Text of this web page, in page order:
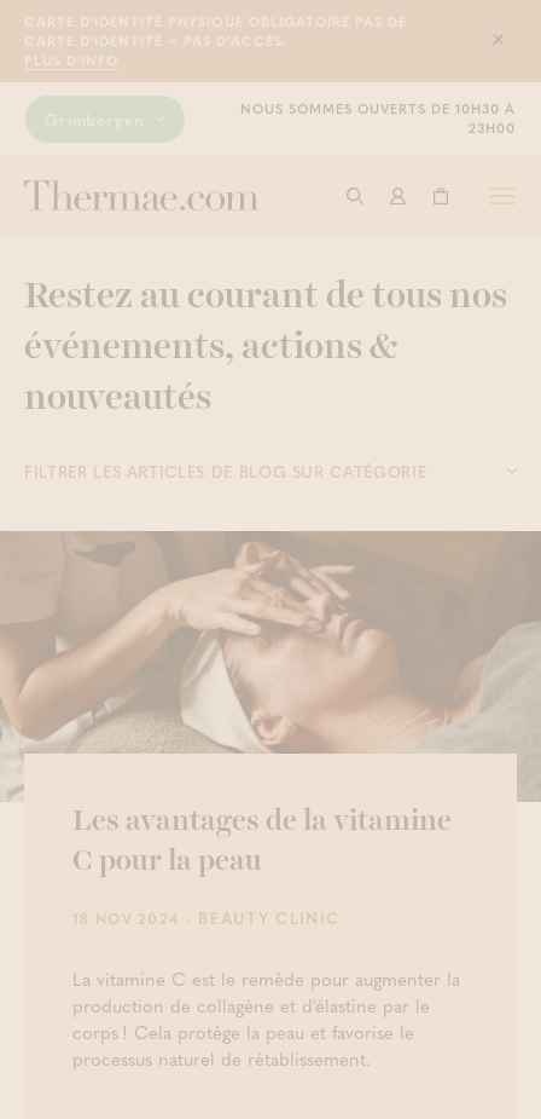
CARTE D'IDENTITÉ PHYSIQUE OBLIGATOIRE PAS DE
CARTE D'IDENTITÉ = PAS D'ACCÈS.
PLUS D'INFO
Sluit
Grimbergen
NOUS SOMMES OUVERTS DE 10H30 À
23H00
Commencer à
Connexion
Panier
Restez au courant de tous nos
événements, actions &
nouveautés
FILTRER LES ARTICLES DE BLOG SUR CATÉGORIE
Les avantages de la vitamine
C pour la peau
18 NOV 2024 - BEAUTY CLINIC
La vitamine C est le remède pour augmenter la
production de collagène et d'élastine par le
corps ! Cela protège la peau et favorise le
processus naturel de rétablissement.